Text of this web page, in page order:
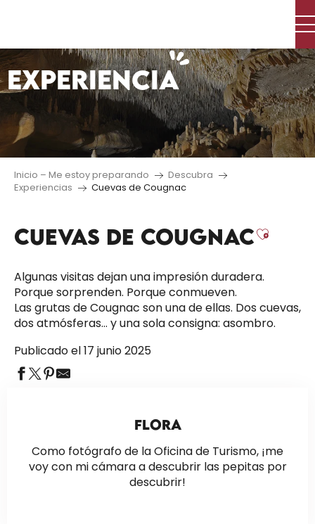
principal
EXPERIENCIA
Inicio – Me estoy preparando
Descubra
Experiencias
Cuevas de Cougnac
CUEVAS DE COUGNAC
Algunas visitas dejan una impresión duradera.
Porque sorprenden. Porque conmueven.
Las grutas de Cougnac son una de ellas. Dos cuevas,
dos atmósferas… y una sola consigna: asombro.
Publicado el 17 junio 2025
FLORA
Como fotógrafo de la Oficina de Turismo, ¡me
voy con mi cámara a descubrir las pepitas por
descubrir!